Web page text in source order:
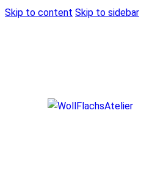
Skip to content Skip to sidebar